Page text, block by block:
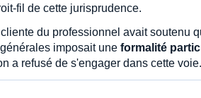
fil de cette jurisprudence.
du professionnel avait soutenu
imposait une formalité
a refusé de s'engager dans cette voie.